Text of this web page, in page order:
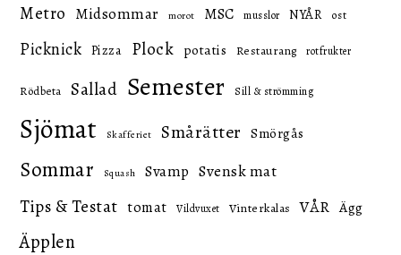
Metro Midsommar morot MSC musslor NYÅR ost
Picknick Pizza Plock potatis Restaurang rotfrukter
Rödbeta Sallad Semester Sill & strömming
Sjömat Skafferiet Smårätter Smörgås
Sommar Squash Svamp Svensk mat
Tips & Testat tomat Vildvuxet Vinterkalas VÅR Ägg
Äpplen